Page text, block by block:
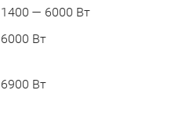
1400 — 6000 Вт
6000 Вт
6900 Вт